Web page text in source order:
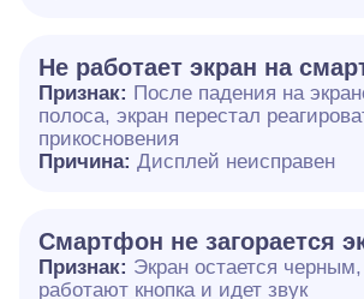
Не работает экран на
Признак: После падения на
полоса, экран перестал
прикосновения
Причина: Дисплей неисправен
Смартфон не загорается
Признак: Экран остается
работают кнопка и идет звук